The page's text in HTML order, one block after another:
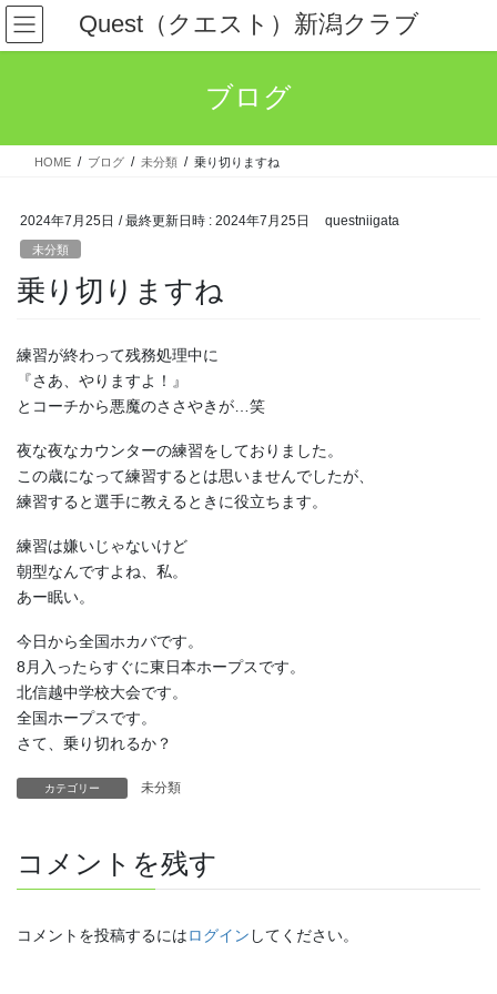
コ
ン
テ
ス
ナ
ビ
ゲ
ン
Quest（クエスト）新潟クラブ
ブログ
HOME ブログ 未分類 乗り切りますね
2024年7月25日 / 最終更新日時 : 2024年7月25日 questniigata
未分類
乗り切りますね
練習が終わって残務処理中に
『さあ、やりますよ！』
とコーチから悪魔のささやきが…笑
夜な夜なカウンターの練習をしておりました。
この歳になって練習するとは思いませんでしたが、
練習すると選手に教えるときに役立ちます。
練習は嫌いじゃないけど
朝型なんですよね、私。
あー眠い。
今日から全国ホカバです。
8月入ったらすぐに東日本ホープスです。
北信越中学校大会です。
全国ホープスです。
さて、乗り切れるか？
カテゴリー 未分類
コメントを残す
コメントを投稿するにはログイン してください。